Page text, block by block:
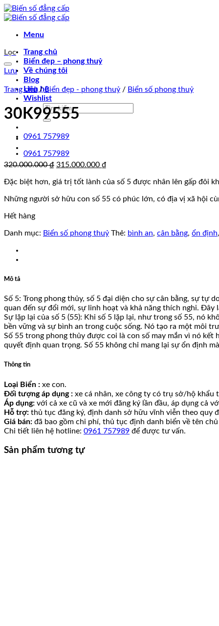
Chuyển
đến
dung
Menu
Trang chủ
Biển đẹp – phong thuỷ
Về chúng tôi
Blog
Liên hệ
Wishlist
Tìm
kiếm:
0961 757989
0961 757989
Lọc
Lưu
Trang chủ / Biển đẹp - phong thuỷ / Biển số phong thuỷ
30K99555
320.000.000₫ Giá
là:
315.000.000 ₫
tại
315.000.000 ₫.
Đặc biệt hơn, giá trị tốt lành của số 5 được nhân lên gấp đôi
Những người sở hữu con số 55 có phúc lớn, có địa vị xã hội
Hết hàng
Danh mục: Biển số phong thuỷ Thẻ: bình an, cân bằng, ổn định,
Mô tả
Số 5: Trong phong thủy, số 5 đại diện cho sự cân bằng, sự tự
quan đến sự đổi mới, sự linh hoạt và khả năng thích nghi.
Sự lặp lại của số 5 (55): Khi số 5 lặp lại, như trong số 55, nó
bền vững và sự bình an trong cuộc sống. Nó tạo ra một môi
Số 55 trong phong thủy được coi là con số may mắn vì nó
quyết định quan trọng. Số 55 không chỉ mang lại sự ổn định
Thông tin
Loại Biển : xe con.
Đối tượng áp dụng : xe cá nhân, xe công ty có trụ sở/hộ khẩu
Áp dụng: với cả xe cũ và xe mới đăng ký lần đầu, áp dụng cả
Hỗ trợ: thủ tục đăng ký, định danh sở hữu vĩnh viễn theo quy
Giá bán: đã bao gồm chi phí, thủ tục định danh biển về tên
Chi tiết liên hệ hotline: 0961 757989 để được tư vấn.
Sản phẩm tương tự